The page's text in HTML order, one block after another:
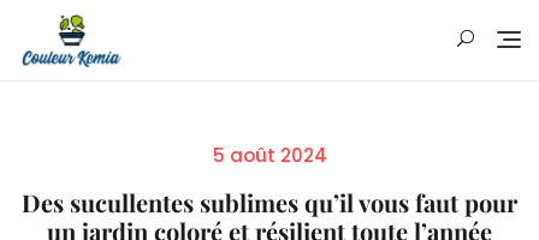
content
Posted
5 août 2024
Des sucullentes sublimes qu’il vous faut pour
un jardin coloré et résilient toute l’année